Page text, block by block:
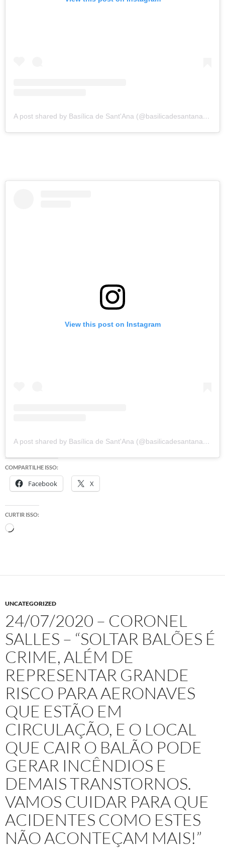
A post shared by Basílica de Sant'Ana (@basilicadesantanasp)
View this post on Instagram
A post shared by Basílica de Sant'Ana (@basilicadesantanasp)
COMPARTILHE ISSO:
Facebook X
CURTIR ISSO:
Carregando...
UNCATEGORIZED
24/07/2020 – CORONEL
SALLES – “SOLTAR BALÕES É
CRIME, ALÉM DE
REPRESENTAR GRANDE
RISCO PARA AERONAVES
QUE ESTÃO EM
CIRCULAÇÃO, E O LOCAL
QUE CAIR O BALÃO PODE
GERAR INCÊNDIOS E
DEMAIS TRANSTORNOS.
VAMOS CUIDAR PARA QUE
ACIDENTES COMO ESTES
NÃO ACONTEÇAM MAIS!”